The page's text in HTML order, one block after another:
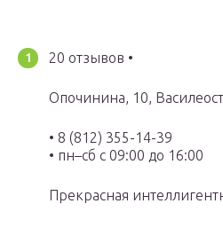
20 отзывов •
Опочинина, 10,
• 8 (812) 355-14-39
• пн–сб с 09:00 до 16:00
Прекрасная